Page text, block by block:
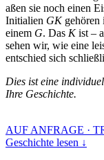
aßen sie noch einen
Initialien GKgehören
einem G. Das Kist –
sehen wir, wie eine
entschied sich
Dies ist eine
Ihre Geschichte.
AUF ANFRAGE ·
Geschichte lesen ↓